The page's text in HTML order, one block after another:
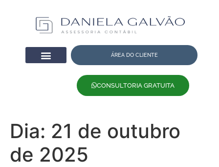
ÁREA DO CLIENTE
CONSULTORIA GRATUITA
Dia: 21 de outubro
de 2025